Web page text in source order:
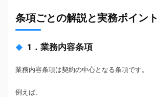
条項ごとの解説と実務ポイント
1．業務内容条項
業務内容条項は契約の中心となる条項です。
例えば、